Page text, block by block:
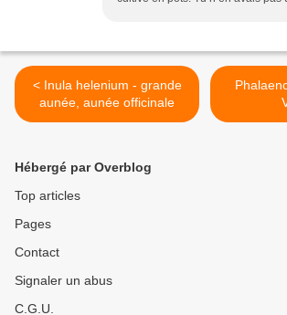
< Inula helenium - grande
aunée, aunée officinale
Hébergé par Overblog
Top articles
Pages
Contact
Signaler un abus
C.G.U.